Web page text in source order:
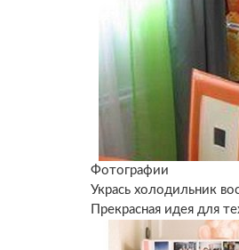
Фотографии
Укрась холодильник
Прекрасная идея для